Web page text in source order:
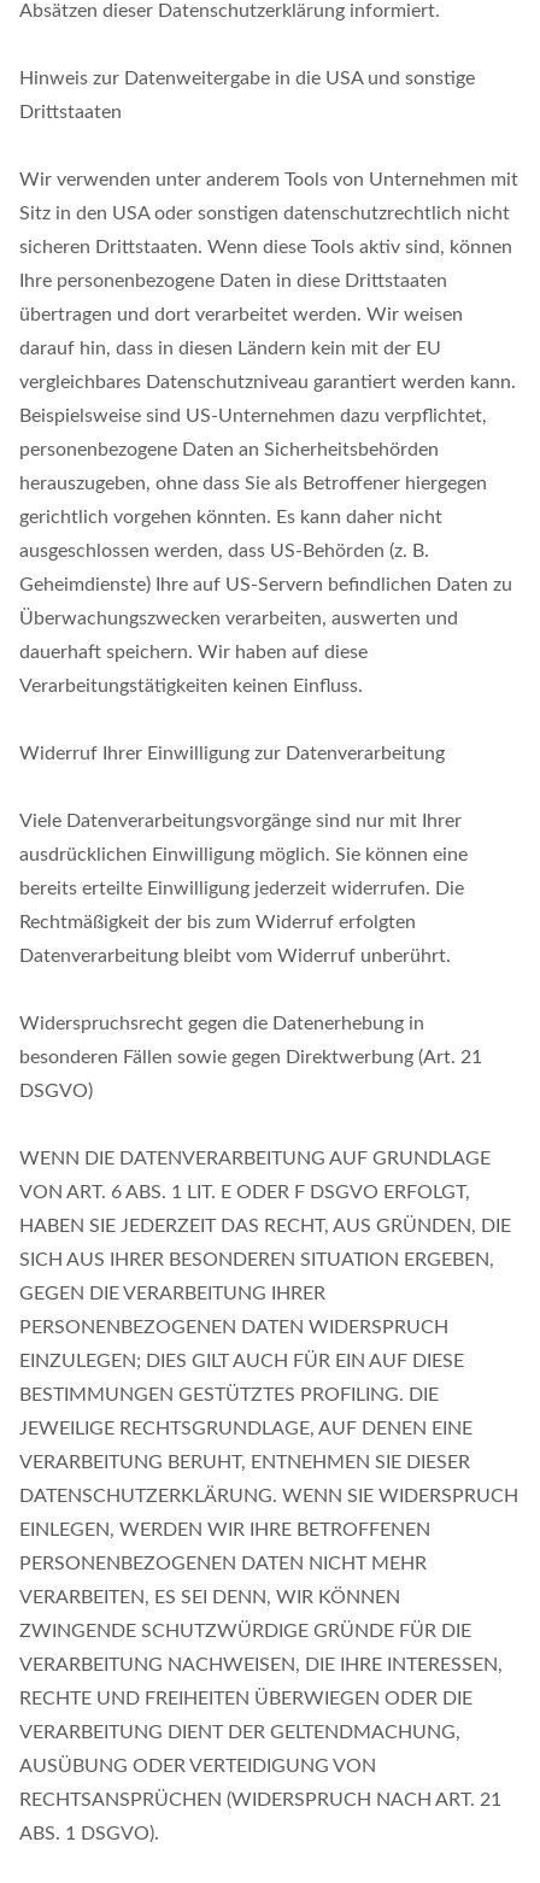
Absätzen dieser Datenschutzerklärung informiert.
Hinweis zur Datenweitergabe in die USA und sonstige
Drittstaaten
Wir verwenden unter anderem Tools von Unternehmen mit
Sitz in den USA oder sonstigen datenschutzrechtlich nicht
sicheren Drittstaaten. Wenn diese Tools aktiv sind, können
Ihre personenbezogene Daten in diese Drittstaaten
übertragen und dort verarbeitet werden. Wir weisen
darauf hin, dass in diesen Ländern kein mit der EU
vergleichbares Datenschutzniveau garantiert werden kann.
Beispielsweise sind US-Unternehmen dazu verpflichtet,
personenbezogene Daten an Sicherheitsbehörden
herauszugeben, ohne dass Sie als Betroffener hiergegen
gerichtlich vorgehen könnten. Es kann daher nicht
ausgeschlossen werden, dass US-Behörden (z. B.
Geheimdienste) Ihre auf US-Servern befindlichen Daten zu
Überwachungszwecken verarbeiten, auswerten und
dauerhaft speichern. Wir haben auf diese
Verarbeitungstätigkeiten keinen Einfluss.
Widerruf Ihrer Einwilligung zur Datenverarbeitung
Viele Datenverarbeitungsvorgänge sind nur mit Ihrer
ausdrücklichen Einwilligung möglich. Sie können eine
bereits erteilte Einwilligung jederzeit widerrufen. Die
Rechtmäßigkeit der bis zum Widerruf erfolgten
Datenverarbeitung bleibt vom Widerruf unberührt.
Widerspruchsrecht gegen die Datenerhebung in
besonderen Fällen sowie gegen Direktwerbung (Art. 21
DSGVO)
WENN DIE DATENVERARBEITUNG AUF GRUNDLAGE
VON ART. 6 ABS. 1 LIT. E ODER F DSGVO ERFOLGT,
HABEN SIE JEDERZEIT DAS RECHT, AUS GRÜNDEN, DIE
SICH AUS IHRER BESONDEREN SITUATION ERGEBEN,
GEGEN DIE VERARBEITUNG IHRER
PERSONENBEZOGENEN DATEN WIDERSPRUCH
EINZULEGEN; DIES GILT AUCH FÜR EIN AUF DIESE
BESTIMMUNGEN GESTÜTZTES PROFILING. DIE
JEWEILIGE RECHTSGRUNDLAGE, AUF DENEN EINE
VERARBEITUNG BERUHT, ENTNEHMEN SIE DIESER
DATENSCHUTZERKLÄRUNG. WENN SIE WIDERSPRUCH
EINLEGEN, WERDEN WIR IHRE BETROFFENEN
PERSONENBEZOGENEN DATEN NICHT MEHR
VERARBEITEN, ES SEI DENN, WIR KÖNNEN
ZWINGENDE SCHUTZWÜRDIGE GRÜNDE FÜR DIE
VERARBEITUNG NACHWEISEN, DIE IHRE INTERESSEN,
RECHTE UND FREIHEITEN ÜBERWIEGEN ODER DIE
VERARBEITUNG DIENT DER GELTENDMACHUNG,
AUSÜBUNG ODER VERTEIDIGUNG VON
RECHTSANSPRÜCHEN (WIDERSPRUCH NACH ART. 21
ABS. 1 DSGVO).